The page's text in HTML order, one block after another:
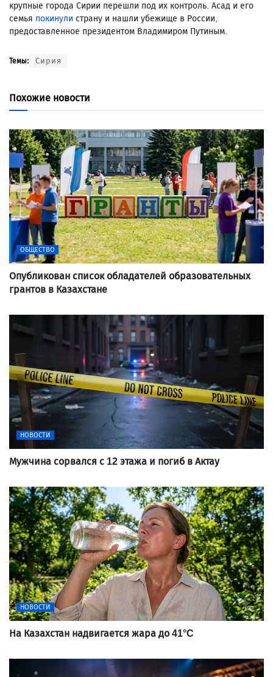
крупные города Сирии перешли под их контроль. Асад и его
семья покинули страну и нашли убежище в России,
предоставленное президентом Владимиром Путиным.
Темы: Сирия
Похожие новости
ОБЩЕСТВО
Опубликован список обладателей образовательных
грантов в Казахстане
НОВОСТИ
Мужчина сорвался с 12 этажа и погиб в Актау
НОВОСТИ
На Казахстан надвигается жара до 41°C